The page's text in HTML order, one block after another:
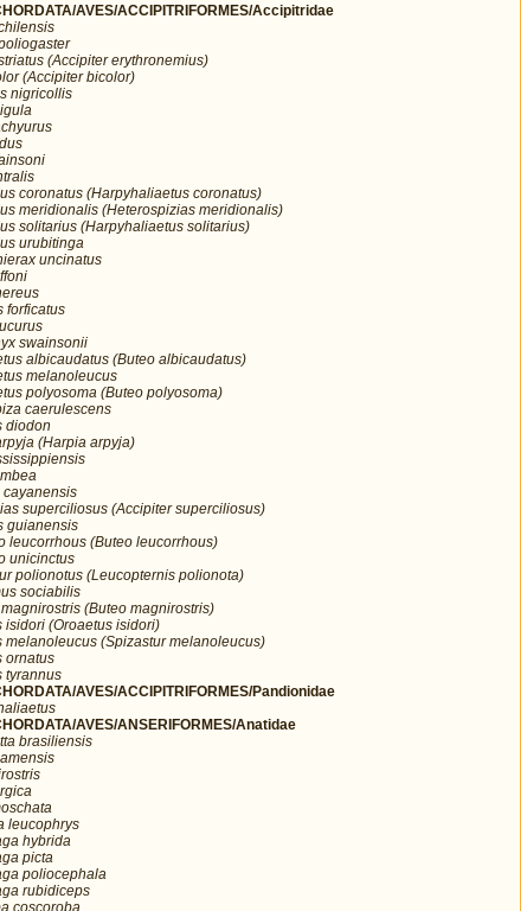
AVES/ACCIPITRIFORMES/Accipitridae
(Accipiter erythronemius)
(Accipiter bicolor)
nigricollis
coronatus (Harpyhaliaetus coronatus)
meridionalis (Heterospizias meridionalis)
solitarius (Harpyhaliaetus solitarius)
urubitinga
uncinatus
forficatus
swainsonii
albicaudatus (Buteo albicaudatus)
melanoleucus
polyosoma (Buteo polyosoma)
caerulescens
diodon
(Harpia arpyja)
superciliosus (Accipiter superciliosus)
guianensis
leucorrhous (Buteo leucorrhous)
unicinctus
polionotus (Leucopternis polionota)
sociabilis
(Buteo magnirostris)
isidori (Oroaetus isidori)
melanoleucus (Spizastur melanoleucus)
ornatus
tyrannus
AVES/ACCIPITRIFORMES/Pandionidae
AVES/ANSERIFORMES/Anatidae
brasiliensis
leucophrys
hybrida
picta
poliocephala
rubidiceps
coscoroba